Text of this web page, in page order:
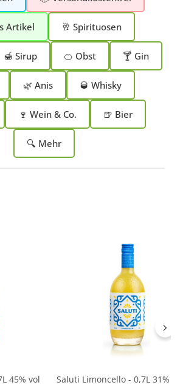
Artikel 🥂 Spirituosen
🍯 Sirup 🍊 Obst 🍸 Gin
🌿 Anis 🥃 Whisky
🍷 Wein & Co. 🍺 Bier
🔍 Mehr
45% vol Saluti Limoncello - 0,7L 31%